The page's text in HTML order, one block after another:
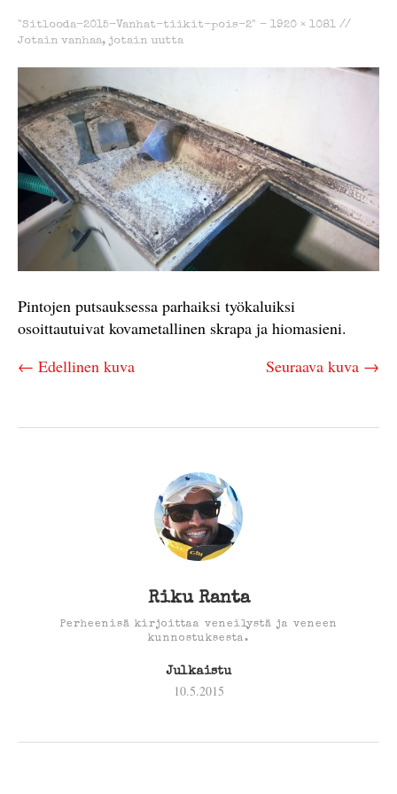
"Sitlooda-2015-Vanhat-tiikit-pois-2" - 1920 × 1081 //
Jotain vanhaa, jotain uutta
Pintojen putsauksessa parhaiksi työkaluiksi
osoittautuivat kovametallinen skrapa ja hiomasieni.
← Edellinen kuva
Seuraava kuva →
Riku Ranta
Perheenisä kirjoittaa veneilystä ja veneen
kunnostuksesta.
Julkaistu
10.5.2015